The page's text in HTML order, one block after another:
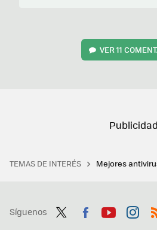
VER11
TEMAS DE INTERÉS Mejores
Síguenos